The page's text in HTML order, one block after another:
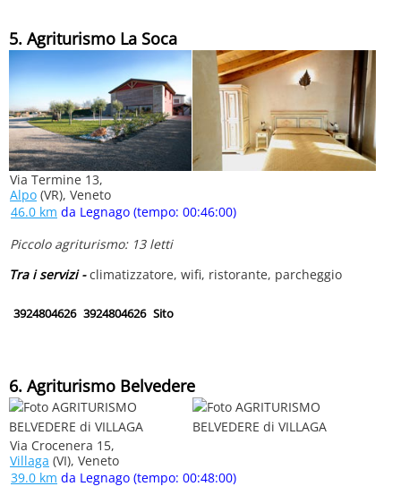
5. Agriturismo La Soca
Via Termine 13,
Alpo (VR), Veneto
46.0 km da Legnago (tempo: 00:46:00)
Piccolo agriturismo: 13 letti
Tra i servizi -climatizzatore, wifi, ristorante, parcheggio
3924804626 3924804626 Sito
6. Agriturismo Belvedere
Via Crocenera 15,
Villaga (VI), Veneto
39.0 km da Legnago (tempo: 00:48:00)